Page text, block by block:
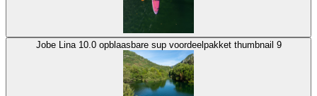
Jobe Lina 10.0 opblaasbare sup voordeelpakket thumbnail 9